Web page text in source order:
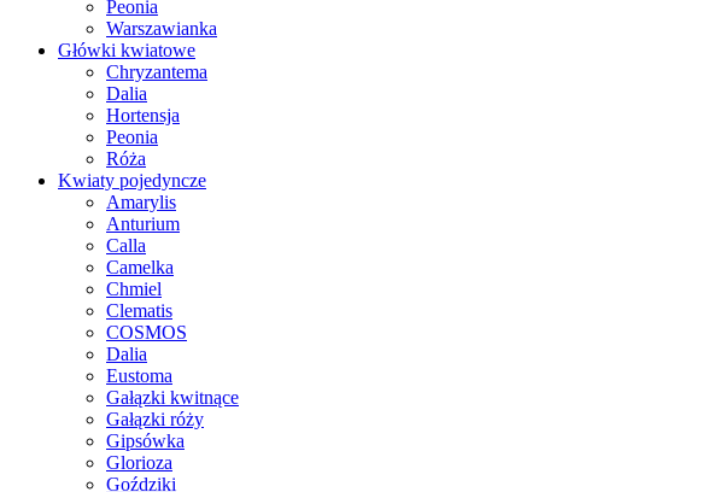
Peonia
Warszawianka
Główki kwiatowe
Chryzantema
Dalia
Hortensja
Peonia
Róża
Kwiaty pojedyncze
Amarylis
Anturium
Calla
Camelka
Chmiel
Clematis
COSMOS
Dalia
Eustoma
Gałązki kwitnące
Gałązki róży
Gipsówka
Glorioza
Goździki